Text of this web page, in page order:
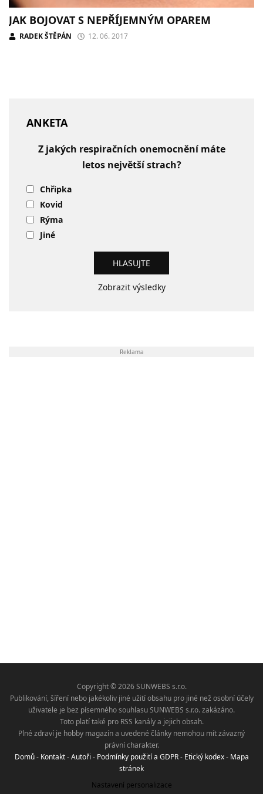
JAK BOJOVAT S NEPŘÍJEMNÝM OPAREM
RADEK ŠTĚPÁN 12. 06. 2017
ANKETA
Z jakých respiračních onemocnění máte
letos největší strach?
Chřipka
Kovid
Rýma
Jiné
Zobrazit výsledky
Reklama
Copyright © 2026 SUNWEBS s.r.o.
Publikování, šíření nebo jakékoliv jiné užití obsahu pro jiné než osobní účely
uživatele je bez písemného souhlasu SUNWEBS s.r.o. zakázáno.
Toto platí také pro RSS kanály a jejich obsah.
Plné zdraví je hobby magazín a uvedené články nemohou mít závazný
právní charakter.
Domů- Kontakt-Autoři - Podmínky použití a GDPR- Etický kodex- Mapa
stránek
Nastavení personalizace